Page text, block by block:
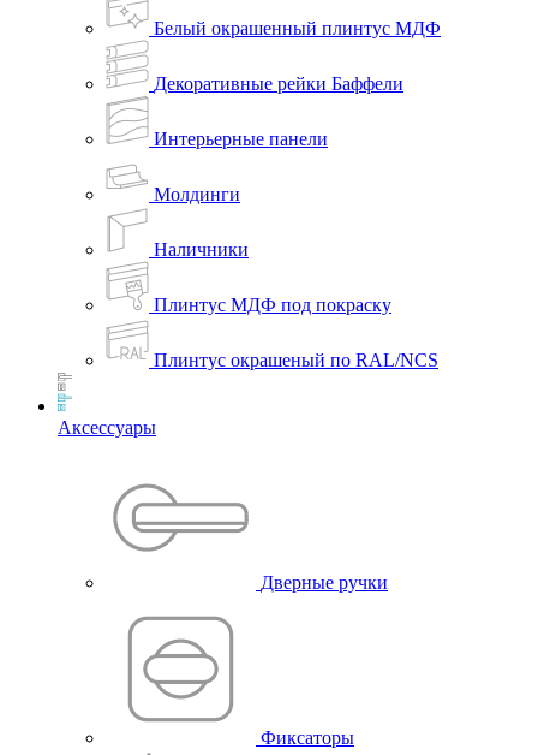
Белый окрашенный плинтус МДФ
Декоративные рейки Баффели
Интерьерные панели
Молдинги
Наличники
Плинтус МДФ под покраску
Плинтус окрашеный по RAL/NCS
Аксессуары
Дверные ручки
Фиксаторы